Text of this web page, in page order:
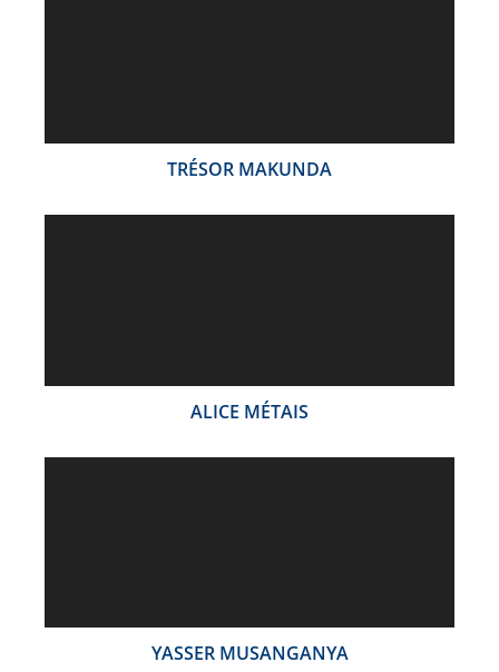
TRÉSOR MAKUNDA
ALICE MÉTAIS
YASSER MUSANGANYA